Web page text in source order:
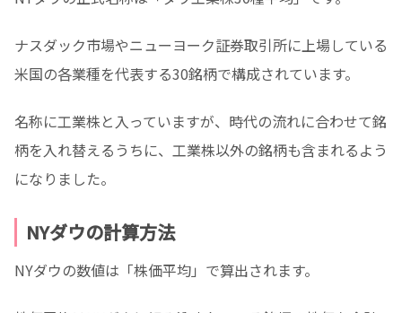
ナスダック市場やニューヨーク証券取引所に上場している
米国の各業種を代表する30銘柄で構成されています。
名称に工業株と入っていますが、時代の流れに合わせて銘
柄を入れ替えるうちに、工業株以外の銘柄も含まれるよう
になりました。
NYダウの計算方法
NYダウの数値は「株価平均」で算出されます。